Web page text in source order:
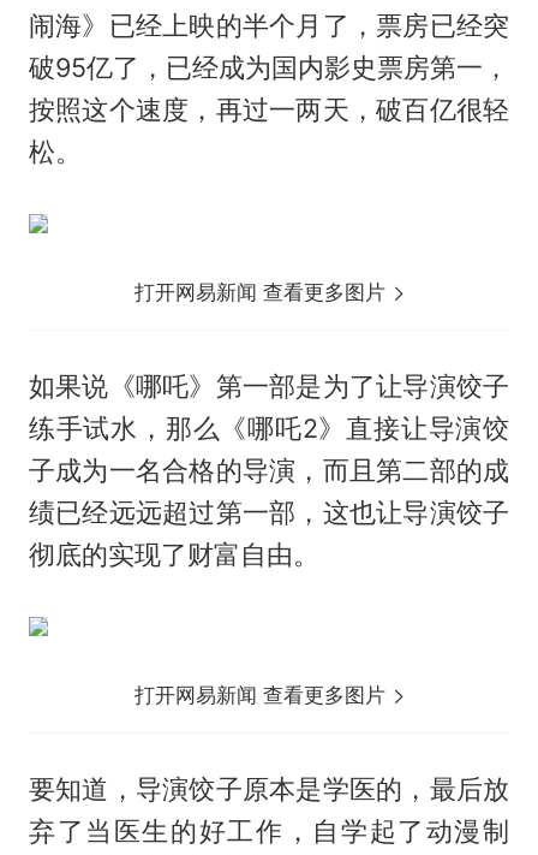
闹海》已经上映的半个月了，票房已经突
破95亿了，已经成为国内影史票房第一，
按照这个速度，再过一两天，破百亿很轻
松。
打开网易新闻 查看更多图片
如果说《哪吒》第一部是为了让导演饺子
练手试水，那么《哪吒2》直接让导演饺
子成为一名合格的导演，而且第二部的成
绩已经远远超过第一部，这也让导演饺子
彻底的实现了财富自由。
打开网易新闻 查看更多图片
要知道，导演饺子原本是学医的，最后放
弃了当医生的好工作，自学起了动漫制